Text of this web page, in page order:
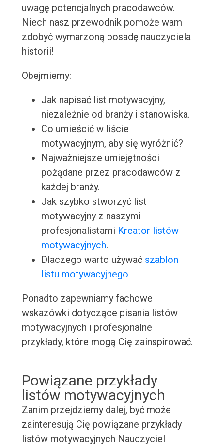
uwagę potencjalnych pracodawców.
Niech nasz przewodnik pomoże wam
zdobyć wymarzoną posadę nauczyciela
historii!
Obejmiemy:
Jak napisać list motywacyjny,
niezależnie od branży i stanowiska.
Co umieścić w liście
motywacyjnym, aby się wyróżnić?
Najważniejsze umiejętności
pożądane przez pracodawców z
każdej branży.
Jak szybko stworzyć list
motywacyjny z naszymi
profesjonalistami Kreator listów
motywacyjnych.
Dlaczego warto używać szablon
listu motywacyjnego
Ponadto zapewniamy fachowe
wskazówki dotyczące pisania listów
motywacyjnych i profesjonalne
przykłady, które mogą Cię zainspirować.
Powiązane przykłady
listów motywacyjnych
Zanim przejdziemy dalej, być może
zainteresują Cię powiązane przykłady
listów motywacyjnych Nauczyciel